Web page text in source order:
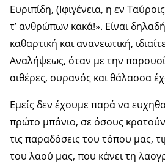
Ευριπίδη, (Ιφιγένεια, η εν
τ’ ανθρώπων κακά!». Είναι
καθαρτική και ανανεωτική,
Αναλήψεως, όταν με την
αιθέρες, ουρανός και θάλασσα
Εμείς δεν έχουμε παρά να
πρώτο μπάνιο, σε όσους
τις παραδόσεις του τόπου μας,
του λαού μας, που κάνει τη